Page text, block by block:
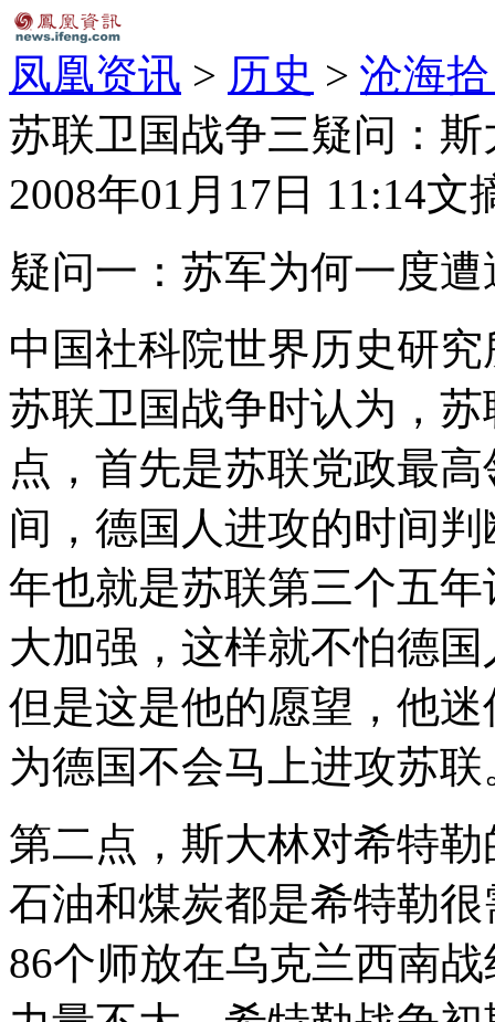
凤凰资讯 > 历史 > 沧海
苏联卫国战争三疑问：
2008年01月17日 11:14文
疑问一：苏军为何一度遭
中国社科院世界历史研
苏联卫国战争时认为，
点，首先是苏联党政最
间，德国人进攻的时间
年也就是苏联第三个五
大加强，这样就不怕德
但是这是他的愿望，他
为德国不会马上进攻苏
第二点，斯大林对希特
石油和煤炭都是希特勒
86个师放在乌克兰西南